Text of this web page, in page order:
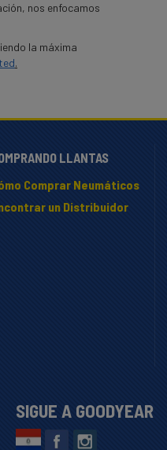
nos enfocamos
la máxima
.
LLANTAS
Comprar Neumáticos
un Distribuidor
SIGUE A GOODYEAR